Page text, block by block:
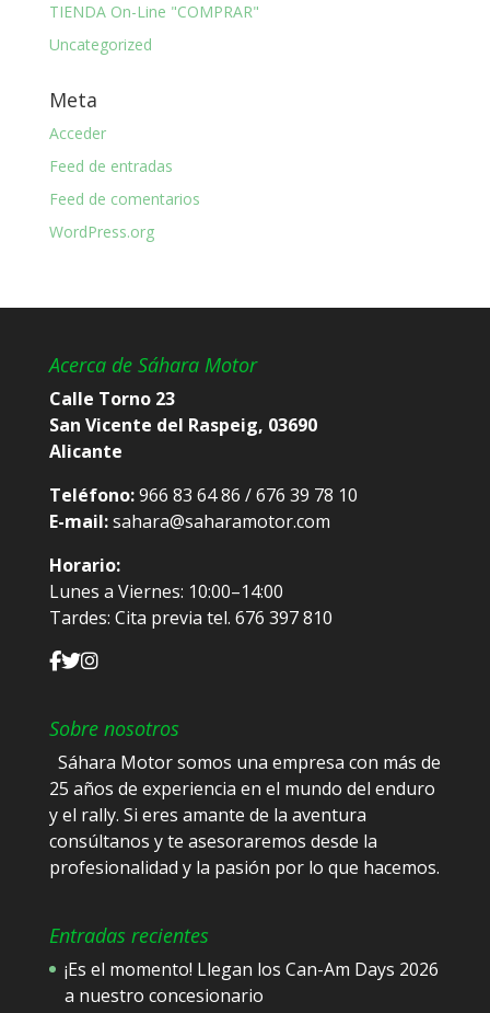
TIENDA On-Line "COMPRAR"
Uncategorized
Meta
Acceder
Feed de entradas
Feed de comentarios
WordPress.org
Acerca de Sáhara Motor
Calle Torno 23
San Vicente del Raspeig, 03690
Alicante
Teléfono:966 83 64 86 / 676 39 78 10
E-mail:sahara@saharamotor.com
Horario:
Lunes a Viernes: 10:00–14:00
Tardes: Cita previa tel. 676 397 810
Sobre nosotros
Sáhara Motor somos una empresa con más de
25 años de experiencia en el mundo del enduro
y el rally. Si eres amante de la aventura
consúltanos y te asesoraremos desde la
profesionalidad y la pasión por lo que hacemos.
Entradas recientes
¡Es el momento! Llegan los Can-Am Days 2026
a nuestro concesionario